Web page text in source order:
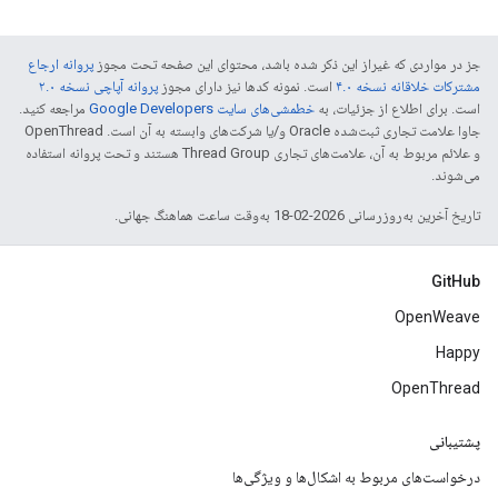
جز در مواردی که غیراز این ذکر شده باشد، محتوای این صفحه تحت مجوز پروانه ارجاع
مشترکات خلاقانه نسخه ۴.۰
است. نمونه کدها نیز دارای مجوز پروانه آپاچی نسخه ۲.۰
است. برای اطلاع از جزئیات، به خطمشی‌های سایت Google Developers‏
مراجعه کنید.
جاوا علامت تجاری ثبت‌شده Oracle و/یا شرکت‌های وابسته به آن است. ‫OpenThread
و علائم مربوط به آن، علامت‌های تجاری Thread Group هستند و تحت پروانه استفاده
می‌شوند.
تاریخ آخرین به‌روزرسانی 2026-02-18 به‌وقت ساعت هماهنگ جهانی.
GitHub
OpenWeave
Happy
OpenThread
پشتیبانی
درخواست‌های مربوط به اشکال‌ها و ویژگی‌ها